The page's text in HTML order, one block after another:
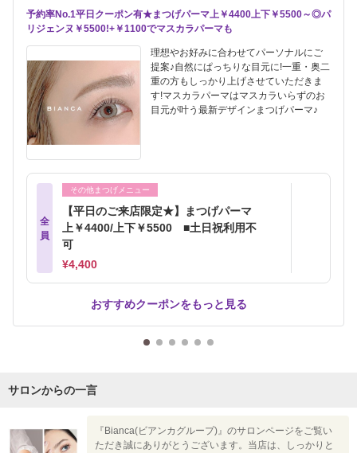
予約率No.1平日クーポン有★まつげパーマ上￥4400上下￥5500～◎パ
リジェンヌ￥5500!+￥1100でマスカラパーマも
理想やお好みに合わせてパーソナルにご
提案♪自然にぱっちりな目元に!一重・奥二
重の方もしっかり上げさせていただきま
す!マスカラパーマはマスカラいらずのお
目元が叶う最新デザインまつげパーマ♪
全
員
その他まつげメニュー
【平日のご来店限定★】まつげパーマ
上￥4400/上下￥5500 ■土日祝利用不
可
¥4,400
おすすめクーポンをもっと見る
サロンからの一言
『Bianca(ビアンカグループ)』のサロンページをご覧い
ただき誠にありがとうございます。当店は、しっかりと